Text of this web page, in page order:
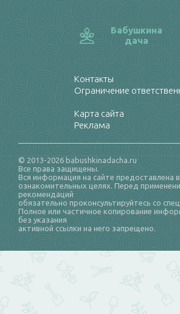
Бабушкина
дача
Контакты
Ограничение
Карта сайта
Реклама
© 2013-2026 babushkinadacha.ru
Все права защищены.
Вся информация на сайте предоставлена в
ознакомительных целях. Перед
рекомендаций
обязательно проконсультируйтесь со
Полное или частичное копирование
без указания
активной ссылки на него запрещено.